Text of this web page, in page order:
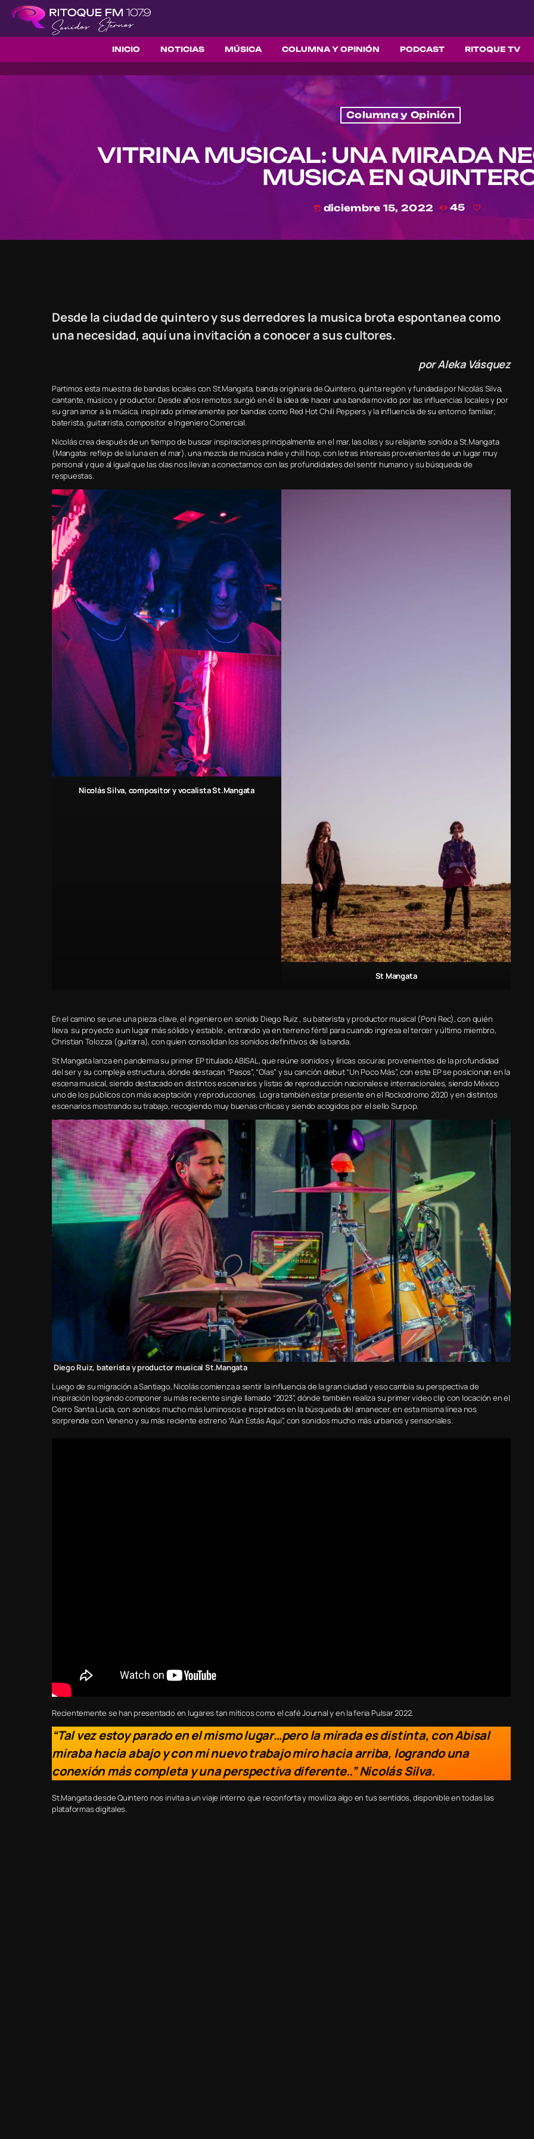
INICIO NOTICIAS MÚSICA COLUMNA Y OPINIÓN PODCAST RITOQUE TV
Columna y Opinión
VITRINA MUSICAL: UNA MIRADA
MUSICA EN
today diciembre 15, 2022 45
Desde la ciudad de quintero y sus derredores la musica brota espontanea como
una necesidad, aquí una invitación a conocer a sus cultores.
por Aleka Vásquez
Partimos esta muestra de bandas locales con St.Mangata, banda originaria de Quintero, quinta región y fundada por Nicolás Silva,
cantante, músico y productor. Desde años remotos surgió en él la idea de hacer una banda movido por las influencias locales y por
su gran amor a la música, inspirado primeramente por bandas como Red Hot Chili Peppers y la influencia de su entorno familiar;
baterista, guitarrista, compositor e Ingeniero Comercial.
Nicolás crea después de un tiempo de buscar inspiraciones principalmente en el mar, las olas y su relajante sonido a St.Mangata
(Mangata: reflejo de la luna en el mar), una mezcla de música indie y chill hop, con letras intensas provenientes de un lugar muy
personal y que al igual que las olas nos llevan a conectarnos con las profundidades del sentir humano y su búsqueda de
respuestas.
Nicolás Silva, compositor y vocalistaSt.Mangata
St Mangata
En el camino se une una pieza clave, el ingeniero en sonido Diego Ruiz , su baterista y productor musical (Poni Rec), con quién
lleva su proyecto a un lugar más sólido y estable , entrando ya en terreno fértil para cuando ingresa el tercer y último miembro,
Christian Tolozza (guitarra), con quien consolidan los sonidos definitivos de la banda.
St Mangata lanza en pandemia su primer EP titulado ABISAL, que reúne sonidos y líricas oscuras provenientes de la profundidad
del ser y su compleja estructura, dónde destacan “Pasos”, “Olas” y su canción debut “Un Poco Más”, con este EP se posicionan en la
escena musical, siendo destacado en distintos escenarios y listas de reproducción nacionales e internacionales, siendo México
uno de los públicos con más aceptación y reproducciones. Logra también estar presente en el Rockodromo 2020 y en distintos
escenarios mostrando su trabajo, recogiendo muy buenas críticas y siendo acogidos por el sello Surpop.
Diego Ruiz, baterista y productor musical St.Mangata
Luego de su migración a Santiago, Nicolás comienza a sentir la influencia de la gran ciudad y eso cambia su perspectiva de
inspiración logrando componer su más reciente single llamado “2023”, dónde también realiza su primer video clip con locación en el
Cerro Santa Lucía, con sonidos mucho más luminosos e inspirados en la búsqueda del amanecer, en esta misma línea nos
sorprende con Veneno y su más reciente estreno “Aún Estás Aquí”, con sonidos mucho más urbanos y sensoriales.
Recientemente se han presentado en lugares tan míticos como el café Journal y en la feria Pulsar 2022.
“Tal vez estoy parado en el mismo lugar…pero la mirada es distinta, con Abisal
miraba hacia abajo y con mi nuevo trabajo miro hacia arriba, logrando una
conexión más completa y una perspectiva diferente..” Nicolás Silva.
St.Mangata desde Quintero nos invita a un viaje interno que reconforta y moviliza algo en tus sentidos, disponible en todas las
plataformas digitales.